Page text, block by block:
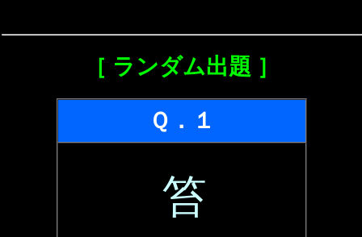
［ ランダム出題 ］
Ｑ．１
笞